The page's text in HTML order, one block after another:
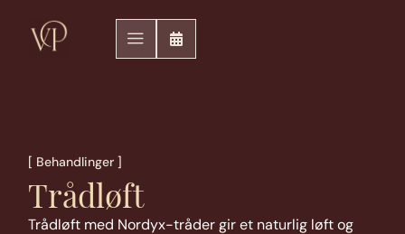
[ Behandlinger ]
Trådløft
Trådløft med Nordyx-tråder gir et naturlig løft og